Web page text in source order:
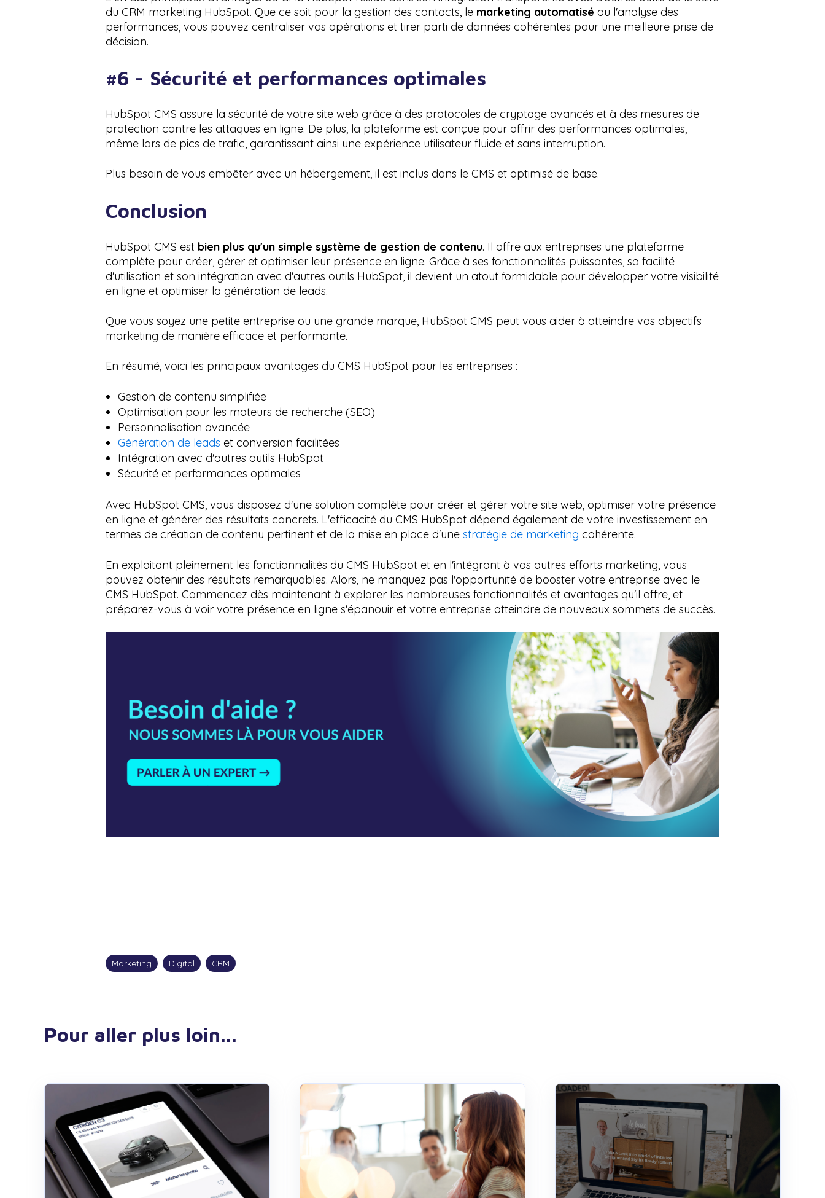
du CRM marketing HubSpot. Que ce soit pour la gestion des contacts, le marketing automatisé ou l'analyse des
performances, vous pouvez centraliser vos opérations et tirer parti de données cohérentes pour une meilleure prise de
décision.
#6 - Sécurité et performances optimales
HubSpot CMS assure la sécurité de votre site web grâce à des protocoles de cryptage avancés et à des mesures de
protection contre les attaques en ligne. De plus, la plateforme est conçue pour offrir des performances optimales,
même lors de pics de trafic, garantissant ainsi une expérience utilisateur fluide et sans interruption.
Plus besoin de vous embêter avec un hébergement, il est inclus dans le CMS et optimisé de base.
Conclusion
HubSpot CMS est bien plus qu'un simple système de gestion de contenu. Il offre aux entreprises une plateforme
complète pour créer, gérer et optimiser leur présence en ligne. Grâce à ses fonctionnalités puissantes, sa facilité
d'utilisation et son intégration avec d'autres outils HubSpot, il devient un atout formidable pour développer votre visibilité
en ligne et optimiser la génération de leads.
Que vous soyez une petite entreprise ou une grande marque, HubSpot CMS peut vous aider à atteindre vos objectifs
marketing de manière efficace et performante.
En résumé, voici les principaux avantages du CMS HubSpot pour les entreprises :
Gestion de contenu simplifiée
Optimisation pour les moteurs de recherche (SEO)
Personnalisation avancée
Génération de leads et conversion facilitées
Intégration avec d'autres outils HubSpot
Sécurité et performances optimales
Avec HubSpot CMS, vous disposez d'une solution complète pour créer et gérer votre site web, optimiser votre présence
en ligne et générer des résultats concrets. L'efficacité du CMS HubSpot dépend également de votre investissement en
termes de création de contenu pertinent et de la mise en place d'une stratégie de marketing cohérente.
En exploitant pleinement les fonctionnalités du CMS HubSpot et en l'intégrant à vos autres efforts marketing, vous
pouvez obtenir des résultats remarquables. Alors, ne manquez pas l'opportunité de booster votre entreprise avec le
CMS HubSpot. Commencez dès maintenant à explorer les nombreuses fonctionnalités et avantages qu'il offre, et
préparez-vous à voir votre présence en ligne s'épanouir et votre entreprise atteindre de nouveaux sommets de succès.
Marketing Digital CRM
Pour aller plus loin...